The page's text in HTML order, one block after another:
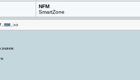
NFM
SmartZone
. 898. >>
значок